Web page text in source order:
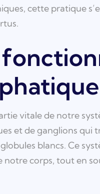
cette pratique
vitale de notre
et de ganglions qui
blancs. Ce
notre corps, tout en